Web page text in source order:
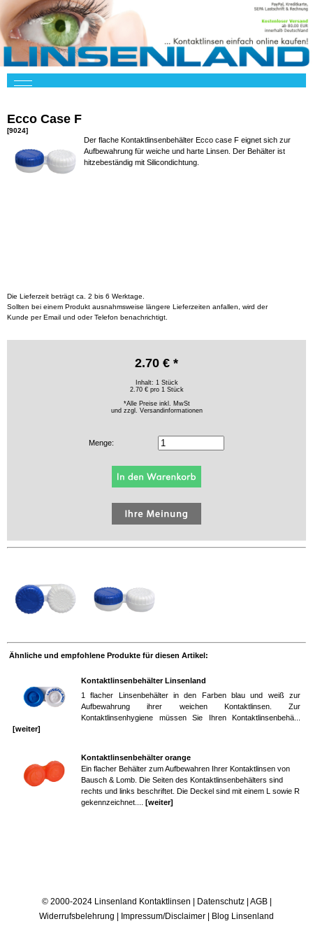
Ecco Case F
[9024]
Der flache Kontaktlinsenbehälter Ecco case F eignet sich zur
Aufbewahrung für weiche und harte Linsen. Der Behälter ist
hitzebeständig mit Silicondichtung.
Die Lieferzeit beträgt ca. 2 bis 6 Werktage.
Sollten bei einem Produkt ausnahmsweise längere Lieferzeiten anfallen, wird der
Kunde per Email und oder Telefon benachrichtigt.
2.70 € *
Inhalt: 1 Stück
2.70 € pro 1 Stück
*Alle Preise inkl. MwSt
und zzgl. Versandinformationen
Menge:
Ähnliche und empfohlene Produkte für diesen Artikel:
Kontaktlinsenbehälter Linsenland
1 flacher Linsenbehälter in den Farben blau und weiß zur
Aufbewahrung ihrer weichen Kontaktlinsen. Zur
Kontaktlinsenhygiene müssen Sie Ihren Kontaktlinsenbehä...
[weiter]
Kontaktlinsenbehälter orange
Ein flacher Behälter zum Aufbewahren Ihrer Kontaktlinsen von
Bausch & Lomb. Die Seiten des Kontaktlinsenbehälters sind
rechts und links beschriftet. Die Deckel sind mit einem L sowie R
gekennzeichnet.... [weiter]
© 2000-2024 Linsenland Kontaktlinsen | Datenschutz| AGB|
Widerrufsbelehrung | Impressum/Disclaimer | Blog Linsenland